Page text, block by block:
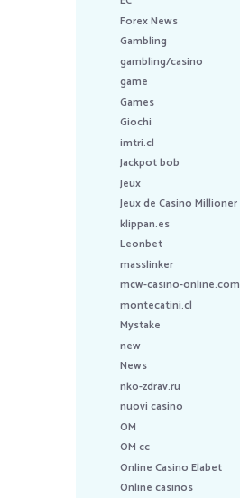
Forex News
Gambling
gambling/casino
game
Games
Giochi
imtri.cl
Jackpot bob
Jeux
Jeux de Casino Millioner
klippan.es
Leonbet
masslinker
mcw-casino-online.com
montecatini.cl
Mystake
new
News
nko-zdrav.ru
nuovi casino
OM
OM cc
Online Casino Elabet
Online casinos